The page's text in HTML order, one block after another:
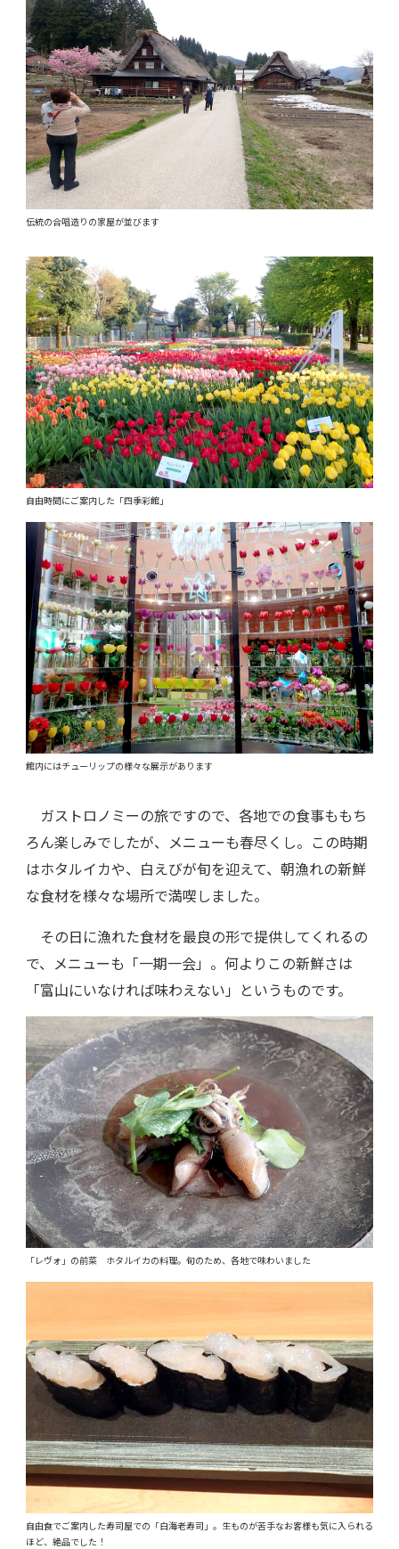
伝統の合唱造りの家屋が並びます
自由時間にご案内した「四季彩館」
館内にはチューリップの様々な展示があります
ガストロノミーの旅ですので、各地での食事ももち
ろん楽しみでしたが、メニューも春尽くし。この時期
はホタルイカや、白えびが旬を迎えて、朝漁れの新鮮
な食材を様々な場所で満喫しました。
その日に漁れた食材を最良の形で提供してくれるの
で、メニューも「一期一会」。何よりこの新鮮さは
「富山にいなければ味わえない」というものです。
「レヴォ」の前菜 ホタルイカの料理。旬のため、各地で味わいました
自由食でご案内した寿司屋での「白海老寿司」。生ものが苦手なお客様も気に入られる
ほど、絶品でした！